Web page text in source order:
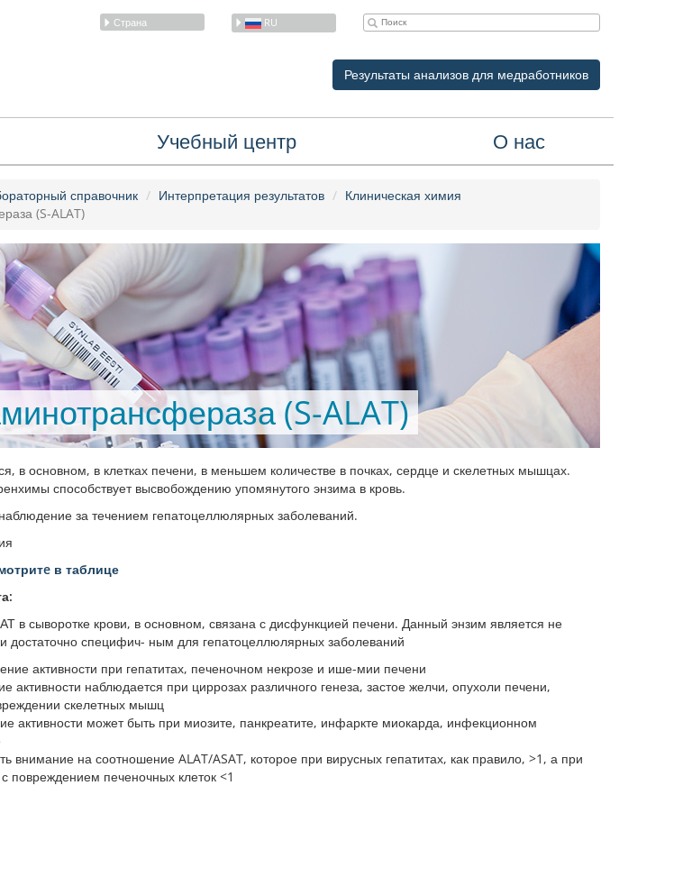
Страна RU
Результаты анализов для медработников
Учебный центр О нас
справочник Интерпретация результатов
Клиническая химия
(S-ALAT)
(S-ALAT)
в основном, в клетках печени, в меньшем количестве в почках, сердце и скелетных мышцах.
способствует высвобождению упомянутого энзима в кровь.
за течением гепатоцеллюлярных заболеваний.
в таблице
в сыворотке крови, в основном, связана с дисфункцией печени. Данный энзим является не
достаточно специфич- ным для гепатоцеллюлярных заболеваний
активности при гепатитах, печеночном некрозе и ише-мии печени
активности наблюдается при циррозах различного генеза, застое желчи, опухоли печени,
скелетных мышц
активности может быть при миозите, панкреатите, инфаркте миокарда, инфекционном
внимание на соотношение ALAT/ASAT, которое при вирусных гепатитах, как правило, >1, а при
повреждением печеночных клеток <1